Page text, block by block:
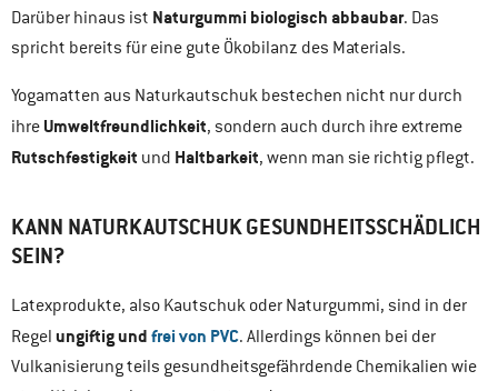
Darüber hinaus ist Naturgummi biologisch abbaubar. Das
spricht bereits für eine gute Ökobilanz des Materials.
Yogamatten aus Naturkautschuk bestechen nicht nur durch
ihre Umweltfreundlichkeit, sondern auch durch ihre extreme
Rutschfestigkeit und Haltbarkeit, wenn man sie richtig pflegt.
KANN NATURKAUTSCHUK GESUNDHEITSSCHÄDLICH
SEIN?
Latexprodukte, also Kautschuk oder Naturgummi, sind in der
Regel ungiftig undfrei von PVC. Allerdings können bei der
Vulkanisierung teils gesundheitsgefährdende Chemikalien wie